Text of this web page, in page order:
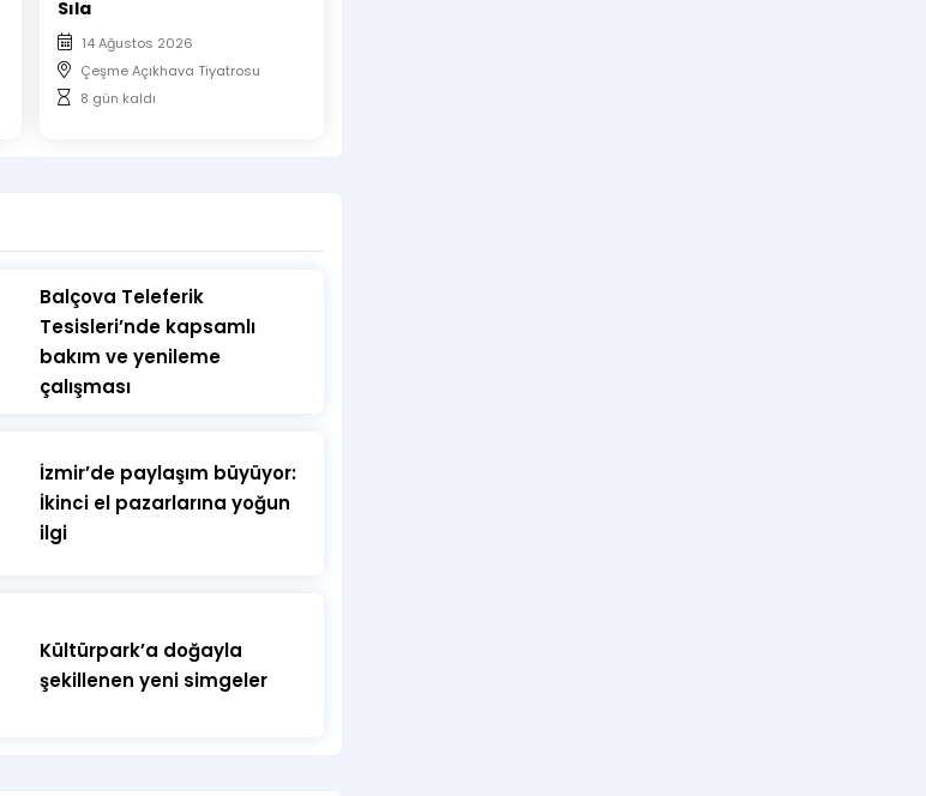
Sıla
14 Ağustos 2026
Çeşme Açıkhava Tiyatrosu
8 gün kaldı
​Balçova Teleferik
Tesisleri’nde kapsamlı
bakım ve yenileme
çalışması
İzmir’de paylaşım büyüyor:
İkinci el pazarlarına yoğun
ilgi
Kültürpark’a doğayla
şekillenen yeni simgeler